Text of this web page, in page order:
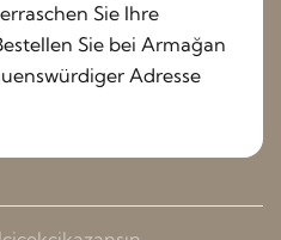
Sie Ihre
Sie bei Armağan
Adresse